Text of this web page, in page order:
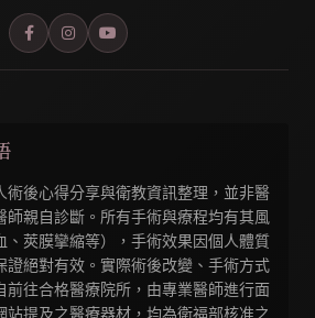
術後心得分享與衛教資訊整理，並非醫
師親自診斷。所有手術與療程均有其風
、莢膜攣縮等），手術效果因個人體質
證絕對有效。實際術後改變、手術方式
前往合格醫療院所，由專業醫師進行面
站提及之醫療器材，均為衛福部核准之